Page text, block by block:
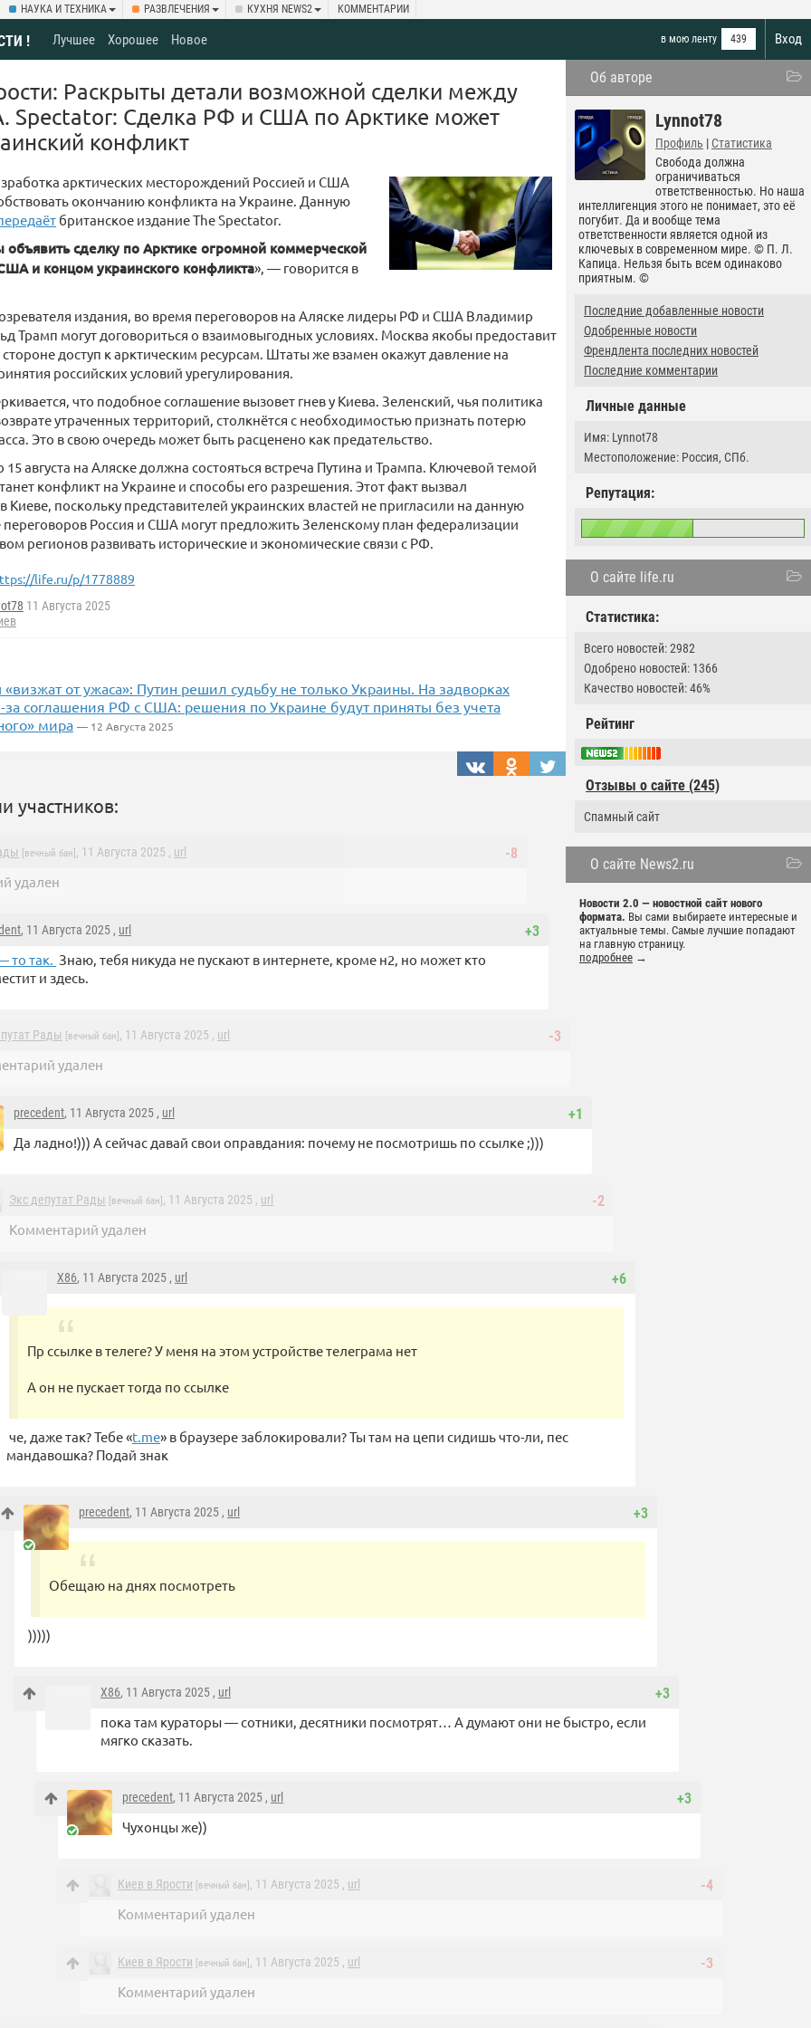
НАУКА И ТЕХНИКА РАЗВЛЕЧЕНИЯ КУХНЯ NEWS2 КОММЕНТАРИИ
Вход
! в мою ленту 439
Лучшее Хорошее Новое
Об авторе
Lynnot78
Профиль | Статистика
Свобода должна
ограничиваться
ответственностью. Но наша
интеллигенция этого не понимает, это её
погубит. Да и вообще тема
ответственности является одной из
ключевых в современном мире. © П. Л.
Капица. Нельзя быть всем одинаково
приятным. ©
Последние добавленные новости
Одобренные новости
Френдлента последних новостей
Последние комментарии
Личные данные
Имя: Lynnot78
Местоположение: Россия, СПб.
Репутация:
О сайте life.ru
Статистика:
Всего новостей: 2982
Одобрено новостей: 1366
Качество новостей: 46%
Рейтинг
Отзывы о сайте (245)
Спамный сайт
О сайте News2.ru
Новости 2.0 — новостной сайт нового
формата. Вы сами выбираете интересные и
актуальные темы. Самые лучшие попадают
на главную страницу.
подробнее →
Раскрыты детали возможной сделки между
Spectator: Сделка РФ и США по Арктике может
конфликт
арктических месторождений Россией и США
окончанию конфликта на Украине. Данную
британское издание The Spectator.
сделку по Арктике огромной коммерческой
и концом украинского конфликта», — говорится в
издания, во время переговоров на Аляске лидеры РФ и США Владимир
Трамп могут договориться о взаимовыгодных условиях. Москва якобы предоставит
доступ к арктическим ресурсам. Штаты же взамен окажут давление на
российских условий урегулирования.
что подобное соглашение вызовет гнев у Киева. Зеленский, чья политика
утраченных территорий, столкнётся с необходимостью признать потерю
Это в свою очередь может быть расценено как предательство.
августа на Аляске должна состояться встреча Путина и Трампа. Ключевой темой
конфликт на Украине и способы его разрешения. Этот факт вызвал
Киеве, поскольку представителей украинских властей не пригласили на данную
переговоров Россия и США могут предложить Зеленскому план федерализации
регионов развивать исторические и экономические связи с РФ.
life.ru/p/1778889
11 Августа 2025
от ужаса»: Путин решил судьбу не только Украины. На задворках
за соглашения РФ с США: решения по Украине будут приняты без учета
мира — 12 Августа 2025
участников:
-8
[вечный бан] , 11 Августа 2025 , url
удален
+3
, 11 Августа 2025 , url
то так. Знаю, тебя никуда не пускают в интернете, кроме н2, но может кто
и здесь.
-3
Рады [вечный бан] , 11 Августа 2025 , url
удален
+1
precedent, 11 Августа 2025 , url
Да ладно!))) А сейчас давай свои оправдания: почему не посмотришь по ссылке ;)))
-2
Экс депутат Рады [вечный бан] , 11 Августа 2025 , url
Комментарий удален
+6
X86, 11 Августа 2025 , url
Пр ссылке в телеге? У меня на этом устройстве телеграма нет
А он не пускает тогда по ссылке
че, даже так? Тебе «t.me» в браузере заблокировали? Ты там на цепи сидишь что-ли, пес
мандавошка? Подай знак
+3
precedent, 11 Августа 2025 , url
Обещаю на днях посмотреть
)))))
+3
X86, 11 Августа 2025 , url
пока там кураторы — сотники, десятники посмотрят… А думают они не быстро, если
мягко сказать.
+3
precedent, 11 Августа 2025 , url
Чухонцы же))
-4
Киев в Ярости [вечный бан] , 11 Августа 2025 , url
Комментарий удален
-3
Киев в Ярости [вечный бан] , 11 Августа 2025 , url
Комментарий удален